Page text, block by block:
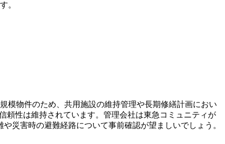
。
模物件のため、共用施設の維持管理や長期修繕計画におい
頼性は維持されています。管理会社は東急コミュニティが
災害時の避難経路について事前確認が望ましいでしょう。